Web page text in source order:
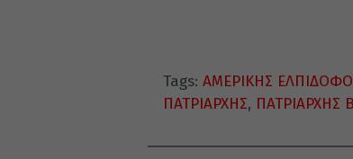
Tags: ΑΜΕΡΙΚΗΣ
ΠΑΤΡΙΑΡΧΗΣ, ΠΑΤΡΙΑΡΧΗΣ